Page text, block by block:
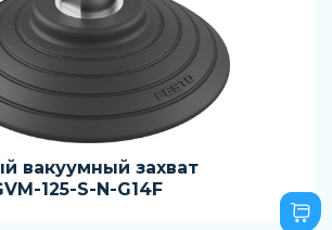
вакуумный захват
125-S-N-G14F